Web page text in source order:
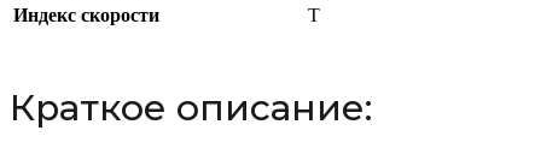
Индекс скорости
T
Краткое описание: